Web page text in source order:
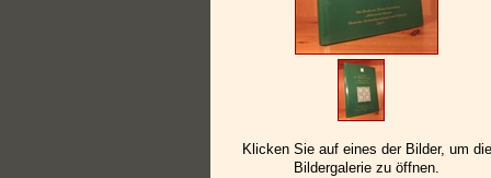
Klicken Sie auf eines der Bilder, um die
Bildergalerie zu öffnen.